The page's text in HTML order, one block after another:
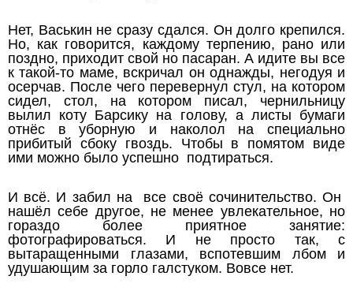
Нет, Васькин не сразу сдался. Он долго крепился.
Но, как говорится, каждому терпению, рано или
поздно, приходит свой но пасаран. А идите вы все
к такой-то маме, вскричал он однажды, негодуя и
осерчав. После чего перевернул стул, на котором
сидел, стол, на котором писал, чернильницу
вылил коту Барсику на голову, а листы бумаги
отнёс в уборную и наколол на специально
прибитый сбоку гвоздь. Чтобы в помятом виде
ими можно было успешно подтираться.
И всё. И забил на все своё сочинительство. Он
нашёл себе другое, не менее увлекательное, но
гораздо более приятное занятие:
фотографироваться. И не просто так, с
вытаращенными глазами, вспотевшим лбом и
удушающим за горло галстуком. Вовсе нет.